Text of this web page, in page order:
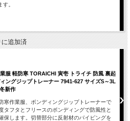
。
追加済
服 軽防寒 TORAICHI 寅壱 トライチ 防風 裏起
ングジップトレーナー 7941-627 サイズS～3L
新作
寒作業服、ボンディングジップトレーナーで
タフタとフリースのボンディングで防風性と
保します。切替部分に反射材のパイピングを